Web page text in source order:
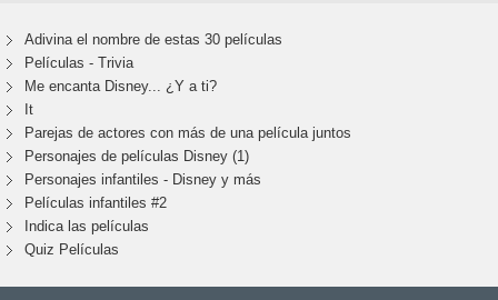
Adivina el nombre de estas 30 películas
Películas - Trivia
Me encanta Disney... ¿Y a ti?
It
Parejas de actores con más de una película juntos
Personajes de películas Disney (1)
Personajes infantiles - Disney y más
Películas infantiles #2
Indica las películas
Quiz Películas